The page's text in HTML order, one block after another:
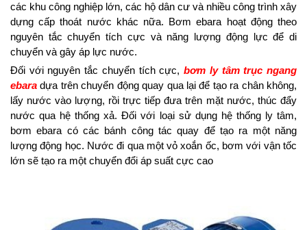
các khu công nghiệp lớn, các hộ dân cư và nhiều công trình xây
dựng cấp thoát nước khác nữa. Bơm ebara hoạt động theo
nguyên tắc chuyển tích cực và năng lượng động lực để di
chuyển và gây áp lực nước.
Đối với nguyên tắc chuyển tích cực,bơm ly tâm trục ngang
ebara dựa trên chuyển động quay qua lại để tạo ra chân không,
lấy nước vào lượng, rồi trực tiếp đưa trên mặt nước, thúc đẩy
nước qua hệ thống xả. Đối với loại sử dụng hệ thống ly tâm,
bơm ebara có các bánh công tác quay để tạo ra một năng
lượng động học. Nước đi qua một vỏ xoắn ốc, bơm với vận tốc
lớn sẽ tạo ra một chuyển đổi áp suất cực cao